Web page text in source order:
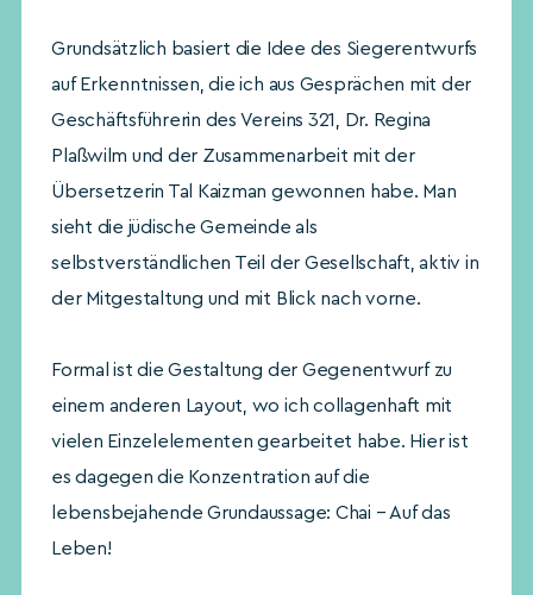
Grundsätzlich basiert die Idee des Siegerentwurfs
auf Erkenntnissen, die ich aus Gesprächen mit der
Geschäftsführerin des Vereins 321, Dr. Regina
Plaßwilm und der Zusammenarbeit mit der
Übersetzerin Tal Kaizman gewonnen habe. Man
sieht die jüdische Gemeinde als
selbstverständlichen Teil der Gesellschaft, aktiv in
der Mitgestaltung und mit Blick nach vorne.
Formal ist die Gestaltung der Gegenentwurf zu
einem anderen Layout, wo ich collagenhaft mit
vielen Einzelelementen gearbeitet habe. Hier ist
es dagegen die Konzentration auf die
lebensbejahende Grundaussage: Chai – Auf das
Leben!